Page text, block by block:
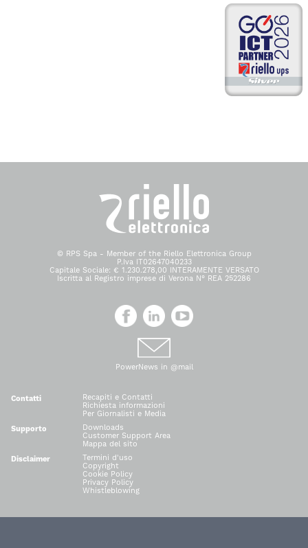
© RPS Spa - Member of the Riello Elettronica Group
P.Iva IT02647040233
Capitale Sociale: € 1.230.278,00 INTERAMENTE VERSATO
Iscritta al Registro imprese di Verona N° REA 252286
PowerNews in @mail
Contatti
Recapiti e Contatti
Richiesta informazioni
Per Giornalisti e Media
Supporto
Downloads
Customer Support Area
Mappa del sito
Disclaimer
Termini d'uso
Copyright
Cookie Policy
Privacy Policy
Whistleblowing